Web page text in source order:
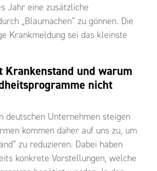
Jahr eine zusätzliche
„Blaumachen“ zu gönnen. Die
Krankmeldung sei das kleinste
Krankenstand und warum
nicht
deutschen Unternehmen steigen
kommen daher auf uns zu, um
zu reduzieren. Dabei haben
konkrete Vorstellungen, welche